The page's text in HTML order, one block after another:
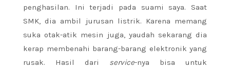
penghasilan. Ini terjadi pada suami saya. Saat
SMK, dia ambil jurusan listrik. Karena memang
suka otak-atik mesin juga, yaudah sekarang dia
kerap membenahi barang-barang elektronik yang
rusak. Hasil dari service-nya bisa untuk